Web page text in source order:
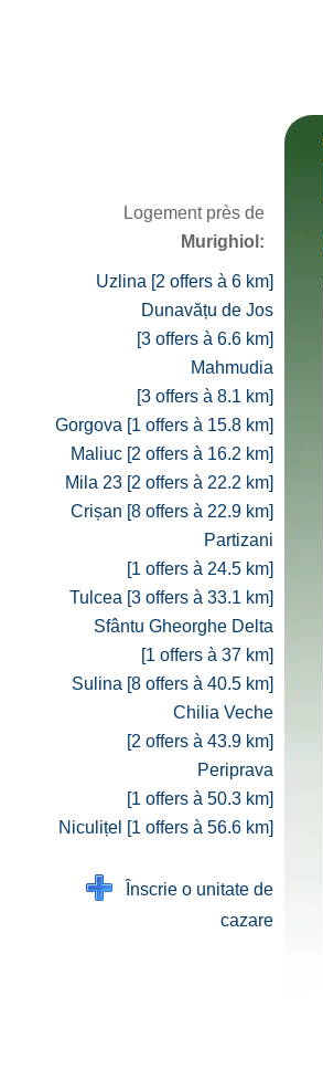
Logement près de
Murighiol:
Uzlina [2 offers à 6 km]
Dunavățu de Jos
[3 offers à 6.6 km]
Mahmudia
[3 offers à 8.1 km]
Gorgova [1 offers à 15.8 km]
Maliuc [2 offers à 16.2 km]
Mila 23 [2 offers à 22.2 km]
Crișan [8 offers à 22.9 km]
Partizani
[1 offers à 24.5 km]
Tulcea [3 offers à 33.1 km]
Sfântu Gheorghe Delta
[1 offers à 37 km]
Sulina [8 offers à 40.5 km]
Chilia Veche
[2 offers à 43.9 km]
Periprava
[1 offers à 50.3 km]
Niculițel [1 offers à 56.6 km]
Înscrie o unitate de
cazare